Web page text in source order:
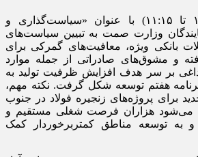
در بخش سوم (۱۰:۳۰ تا ۱۱:۱۵) با عنوان «سیاست‌گذاری و
وزارت صمت به تبیین سیاست‌های
بانکی ویژه، معافیت‌های گمرکی برای
و مشوق‌های صادراتی از جمله موارد
داغی بر سر هدف افزایش ظرفیت تولید به
برنامه هفتم توسعه شکل گرفت. نکته مهم،
برای پروژه‌های زنجیره فولاد در جنوب
می‌شود هزاران فرصت شغلی مستقیم و
و به توسعه مناطق کمتربرخوردار کمک